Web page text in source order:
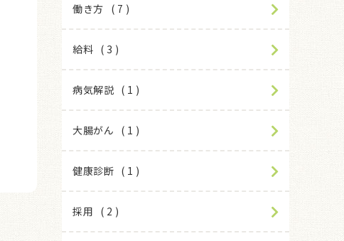
働き方 7
給料 3
病気解説 1
大腸がん 1
健康診断 1
採用 2